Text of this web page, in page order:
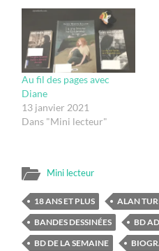
Au fil des pages avec
Diane
13 janvier 2021
Dans "Mini lecteur"
Mini lecteur
18 ANS ET PLUS
ALAN
BANDES DESSINÉES
BD
BD DE LA SEMAINE